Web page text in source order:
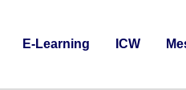
E-Learning ICW